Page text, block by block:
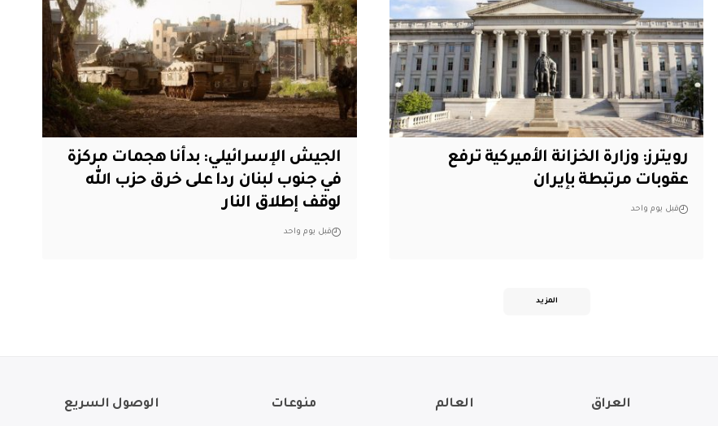
‏رويترز: وزارة الخزانة الأميركية ترفع
عقوبات مرتبطة بإيران
قبل يوم واحد
الجيش الإسرائيلي: بدأنا هجمات مركزة
في جنوب لبنان ردا على خرق حزب الله
لوقف إطلاق النار
قبل يوم واحد
المزيد
العراق العالم منوعات الوصول السريع